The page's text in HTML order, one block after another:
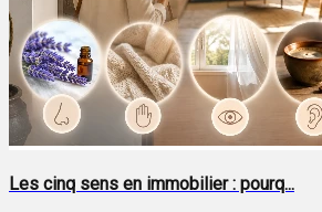
Les cinq sens en immobilier : pourq...